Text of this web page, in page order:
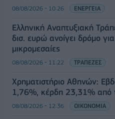
08/08/2026 - 10:26 ΕΝΕΡΓΕΙΑ
Ελληνική Αναπτυξιακή
δισ. ευρώ ανοίγει δρόμο
μικρομεσαίες
08/08/2026 - 11:22 ΤΡΑΠΕΖΕΣ
Χρηματιστήριο Αθηνών:
1,76%, κέρδη 23,31% από
08/08/2026 - 12:36 ΟΙΚΟΝΟΜΙΑ